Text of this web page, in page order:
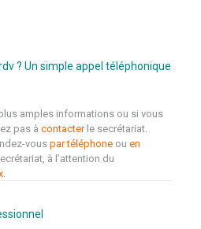
? Un simple appel téléphonique
amples informations ou si vous
pas à contacterle secrétariat.
vous par téléphoneou en
à l’attention du
.